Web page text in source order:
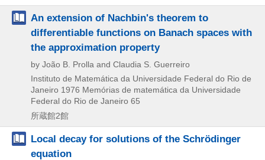
An extension of Nachbin's theorem to
differentiable functions on Banach spaces with
the approximation property
by João B. Prolla and Claudia S. Guerreiro
Instituto de Matemática da Universidade Federal do Rio de
Janeiro 1976 Memórias de matemática da Universidade
Federal do Rio de Janeiro 65
所蔵館2館
Local decay for solutions of the Schrödinger
equation